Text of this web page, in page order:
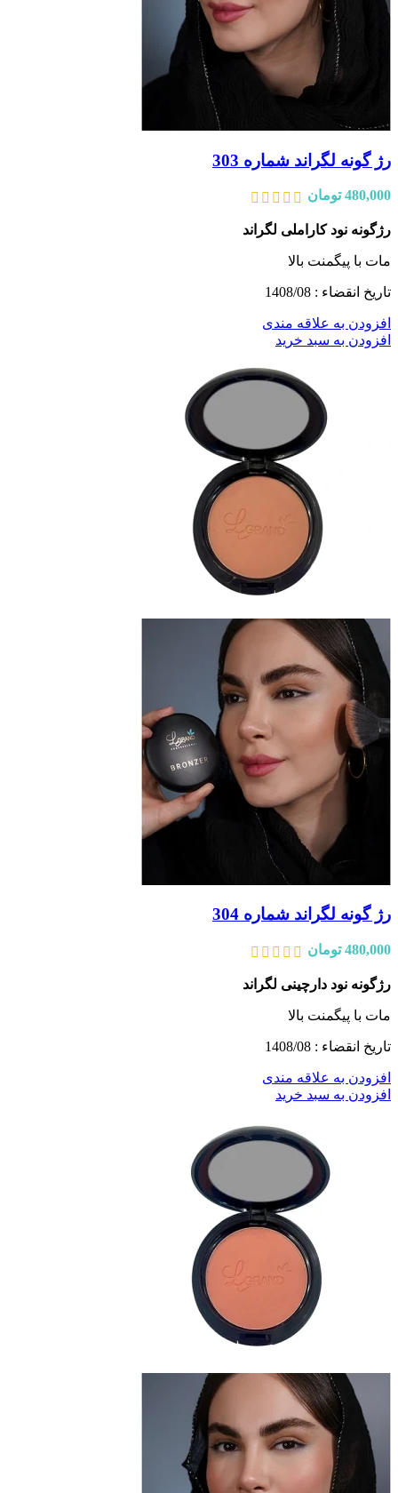
رژ گونه لگراند شماره 303
480,000 تومان
رژگونه نود کاراملی لگراند
مات با پیگمنت بالا
تاریخ انقضاء : 1408/08
افزودن به علاقه مندی
افزودن به سبد خرید
رژ گونه لگراند شماره 304
480,000 تومان
رژگونه نود دارچینی لگراند
مات با پیگمنت بالا
تاریخ انقضاء : 1408/08
افزودن به علاقه مندی
افزودن به سبد خرید